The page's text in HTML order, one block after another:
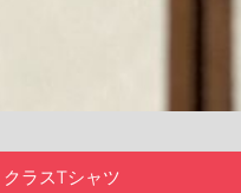
クラスTシャツ